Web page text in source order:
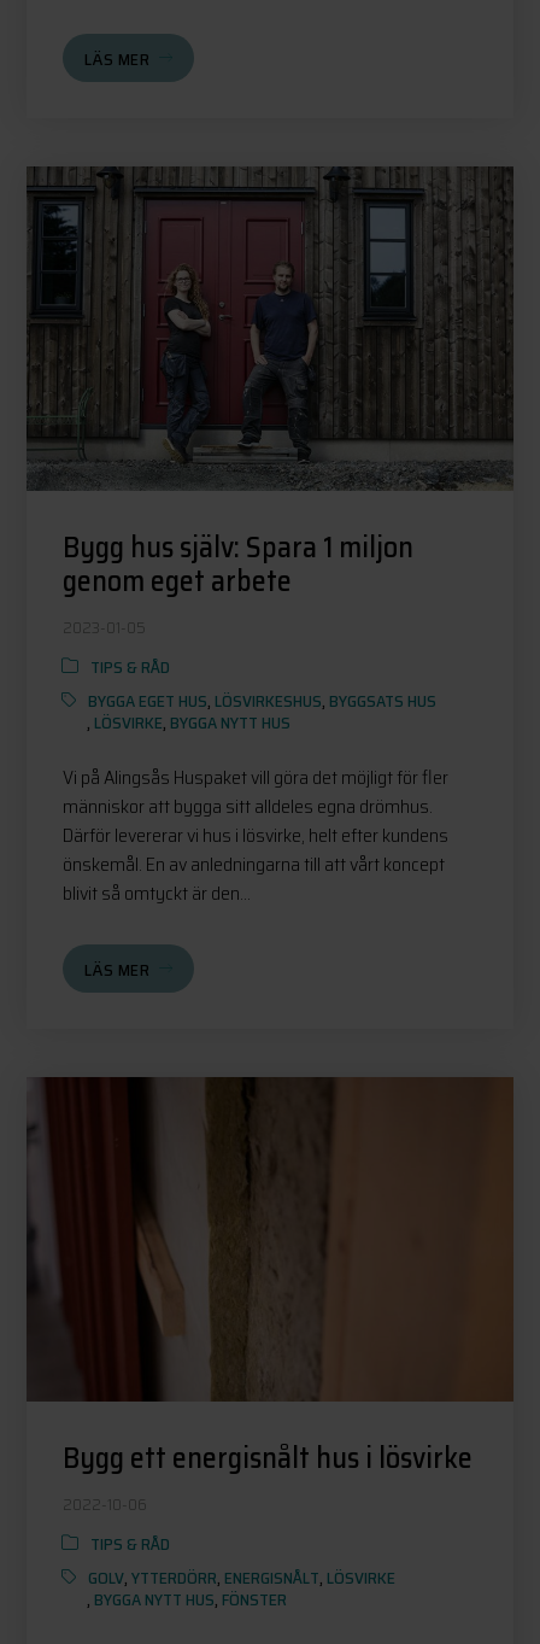
LÄS MER
Bygg hus själv: Spara 1 miljon
genom eget arbete
2023-01-05
TIPS & RÅD
BYGGA EGET HUS, LÖSVIRKESHUS, BYGGSATS HUS
, LÖSVIRKE, BYGGA NYTT HUS
Vi på Alingsås Huspaket vill göra det möjligt för fler
människor att bygga sitt alldeles egna drömhus.
Därför levererar vi hus i lösvirke, helt efter kundens
önskemål. En av anledningarna till att vårt koncept
blivit så omtyckt är den...
LÄS MER
Bygg ett energisnålt hus i lösvirke
2022-10-06
TIPS & RÅD
GOLV,YTTERDÖRR, ENERGISNÅLT, LÖSVIRKE
, BYGGA NYTT HUS, FÖNSTER